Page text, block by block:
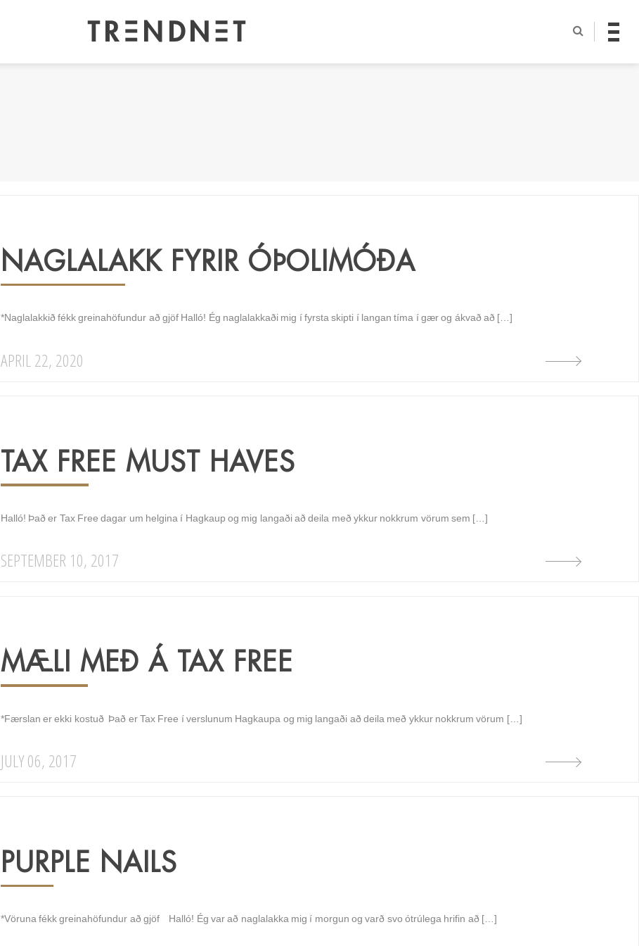
NAGLALAKK FYRIR ÓÞOLIMÓÐA
*Naglalakkið fékk greinahöfundur að gjöf Halló! Ég naglalakkaði mig í fyrsta skipti í langan tíma í gær og ákvað að […]
APRIL 22, 2020
TAX FREE MUST HAVES
Halló! Það er Tax Free dagar um helgina í Hagkaup og mig langaði að deila með ykkur nokkrum vörum sem […]
SEPTEMBER 10, 2017
MÆLI MEÐ Á TAX FREE
*Færslan er ekki kostuð Það er Tax Free í verslunum Hagkaupa og mig langaði að deila með ykkur nokkrum vörum […]
JULY 06, 2017
PURPLE NAILS
*Vöruna fékk greinahöfundur að gjöf Halló! Ég var að naglalakka mig í morgun og varð svo ótrúlega hrifin að […]